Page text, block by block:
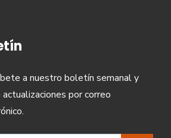
a nuestro boletín semanal y
actualizaciones por correo